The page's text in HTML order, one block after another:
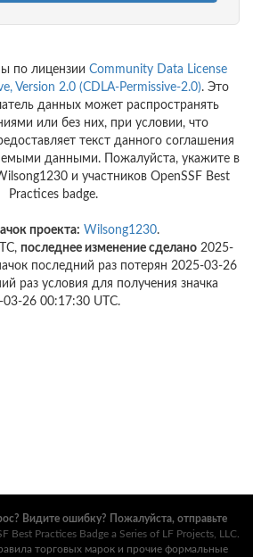
по лицензии Community Data License
Version 2.0 (CDLA-Permissive-2.0). Это
данных может распространять
или без них, при условии, что
текст данного соглашения
данными. Пожалуйста, укажите в
и участников OpenSSF Best
Practices badge.
проекта: Wilsong1230.
последнее изменение сделано 2025-
последний раз потерян 2025-03-26
раз условия для получения значка
26 00:17:30 UTC.
Видите ошибку? Пожалуйста, отправьте
Best Practices Badge a Series of LF Projects, LLC
торговых марок и прочие формальные